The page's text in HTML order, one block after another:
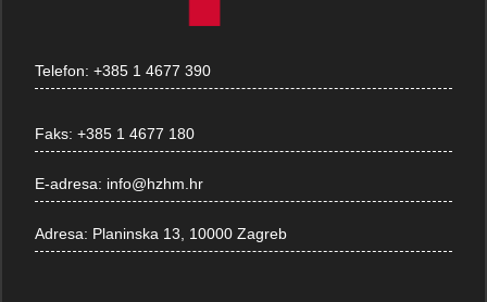
Telefon:+385 1 4677 390
Faks:+385 1 4677 180
E-adresa: info@hzhm.hr
Adresa: Planinska 13, 10000 Zagreb